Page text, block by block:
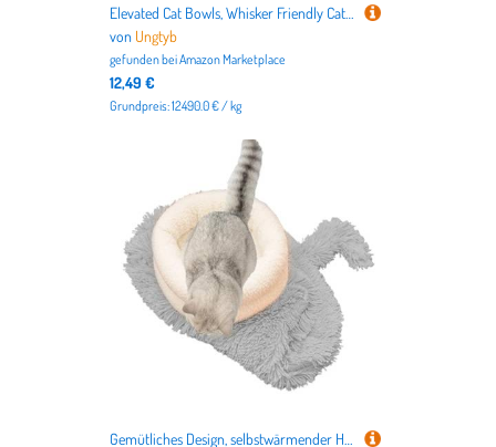
Elevated Cat Bowls, Whisker Friendly Cat Bowls, Silicone Raised Pet Bowls, Anti Vomiting Cat Bowl 13.8x13x9cm for Anti Vomiting and Protect Pets Spines, Injuries, Blue, Gray Color
von Ungtyb
gefunden beiAmazon Marketplace
12,49 €
Grundpreis: 12490.0 € / kg
Gemütliches Design, selbstwärmender Haustier-Kuschelsack, stabiles Winter-Katzenbett, Dekoration, kuschelige Katzenhöhle für Kätzchen, Innenbereich, Heimdekoration, Schlafzeit, Rosa, Grau